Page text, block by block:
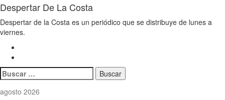
Despertar De La Costa
Despertar de la Costa es un periódico que se distribuye de lunes a
viernes.
Buscar:
agosto 2026